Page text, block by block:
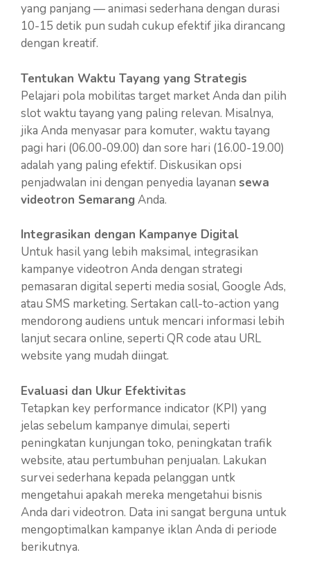
yang panjang — animasi sederhana dengan durasi
10-15 detik pun sudah cukup efektif jika dirancang
dengan kreatif.
Tentukan Waktu Tayang yang Strategis
Pelajari pola mobilitas target market Anda dan pilih
slot waktu tayang yang paling relevan. Misalnya,
jika Anda menyasar para komuter, waktu tayang
pagi hari (06.00-09.00) dan sore hari (16.00-19.00)
adalah yang paling efektif. Diskusikan opsi
penjadwalan ini dengan penyedia layanan sewa
videotron Semarang Anda.
Integrasikan dengan Kampanye Digital
Untuk hasil yang lebih maksimal, integrasikan
kampanye videotron Anda dengan strategi
pemasaran digital seperti media sosial, Google Ads,
atau SMS marketing. Sertakan call-to-action yang
mendorong audiens untuk mencari informasi lebih
lanjut secara online, seperti QR code atau URL
website yang mudah diingat.
Evaluasi dan Ukur Efektivitas
Tetapkan key performance indicator (KPI) yang
jelas sebelum kampanye dimulai, seperti
peningkatan kunjungan toko, peningkatan trafik
website, atau pertumbuhan penjualan. Lakukan
survei sederhana kepada pelanggan untk
mengetahui apakah mereka mengetahui bisnis
Anda dari videotron. Data ini sangat berguna untuk
mengoptimalkan kampanye iklan Anda di periode
berikutnya.